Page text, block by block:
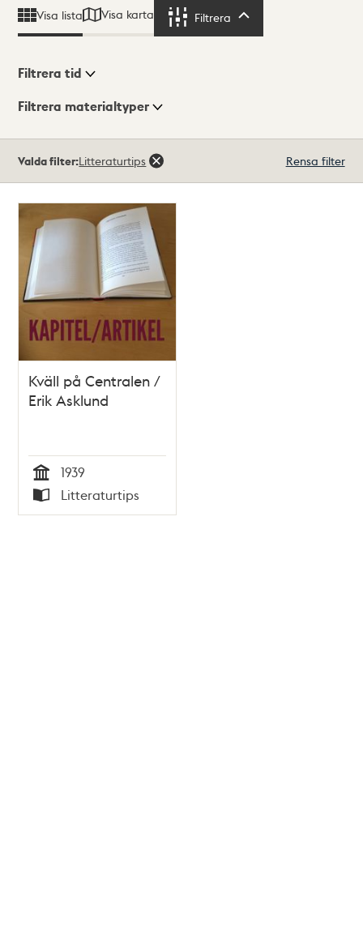
Visa lista Visa karta Filtrera
Visningsläge
Filtrera tid
Filtrera materialtyper
träffar
Valda filter:Litteraturtips Rensa filter
Kväll på Centralen /
Erik Asklund
Tid
1939
Typ
Litteraturtips